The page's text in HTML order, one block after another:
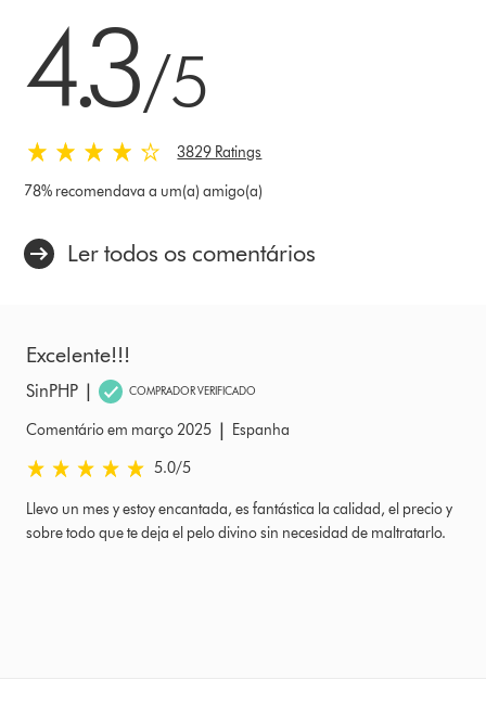
4.3/5
3829 Ratings
78% recomendava a um(a) amigo(a)
Ler todos os comentários
Excelente!!!
SinPHP | COMPRADOR VERIFICADO
Comentário em março 2025 |
Espanha
5.0 estrelas de 5 em Comentário em março 2025 Ratings
5.0/5
Llevo un mes y estoy encantada, es fantástica la calidad, el precio y
sobre todo que te deja el pelo divino sin necesidad de maltratarlo.